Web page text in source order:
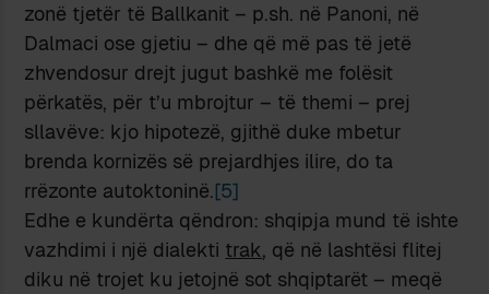
zonë tjetër të Ballkanit – p.sh. në Panoni, në
Dalmaci ose gjetiu – dhe që më pas të jetë
zhvendosur drejt jugut bashkë me folësit
përkatës, për t’u mbrojtur – të themi – prej
sllavëve: kjo hipotezë, gjithë duke mbetur
brenda kornizës së prejardhjes ilire, do ta
rrëzonte autoktoninë.[5]
Edhe e kundërta qëndron: shqipja mund të ishte
vazhdimi i një dialekti trak, që në lashtësi flitej
diku në trojet ku jetojnë sot shqiptarët – meqë